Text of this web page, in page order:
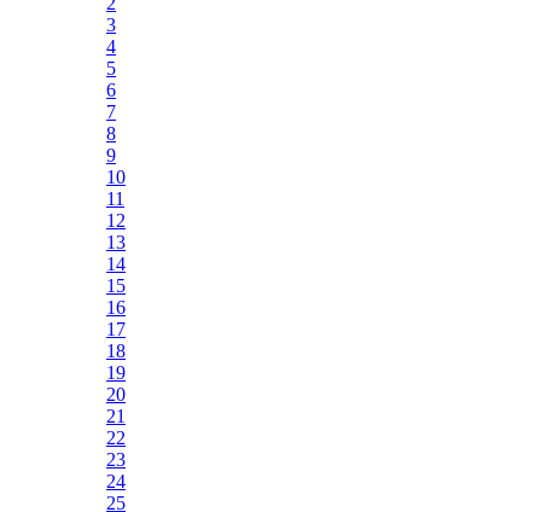
3
4
5
6
7
8
9
10
11
12
13
14
15
16
17
18
19
20
21
22
23
24
25